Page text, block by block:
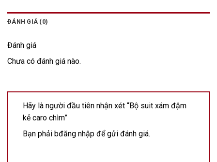
ĐÁNH GIÁ (0)
Đánh giá
Chưa có đánh giá nào.
Hãy là người đầu tiên nhận xét “Bộ suit xám đậm
kẻ caro chìm”
Bạn phải bđăng nhập để gửi đánh giá.